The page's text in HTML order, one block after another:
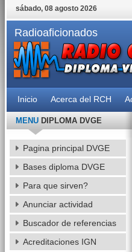
sábado, 08 agosto 2026
Radioaficionados
Inicio Acerca del RCH
MENUDIPLOMA DVGE
Pagina principal DVGE
Bases diploma DVGE
Para que sirven?
Anunciar actividad
Buscador de referencias
Acreditaciones IGN